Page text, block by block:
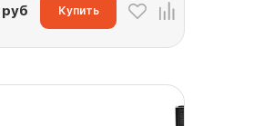
руб Купить